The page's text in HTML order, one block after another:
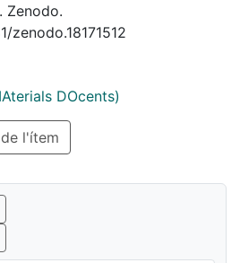
Zenodo.
zenodo.18171512
DOcents)
l'ítem